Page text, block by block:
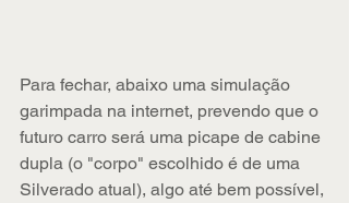
Para fechar, abaixo uma simulação
garimpada na internet, prevendo que o
futuro carro será uma picape de cabine
dupla (o "corpo" escolhido é de uma
Silverado atual), algo até bem possível,